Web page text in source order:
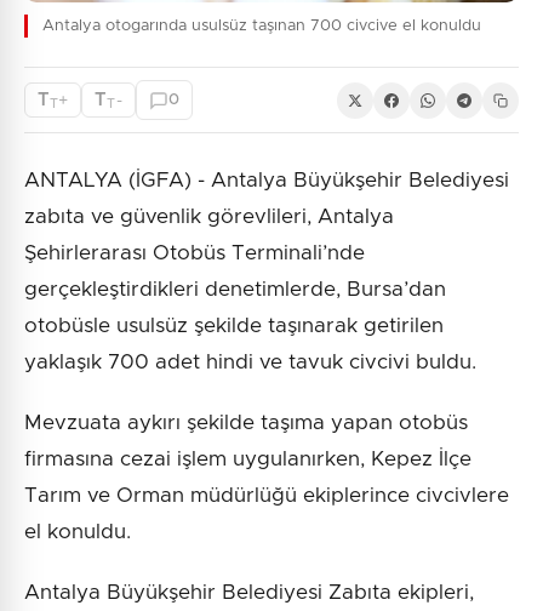
Antalya otogarında usulsüz taşınan 700 civcive el konuldu
TT+ TT - 0
ANTALYA (İGFA) - Antalya Büyükşehir Belediyesi
zabıta ve güvenlik görevlileri, Antalya
Şehirlerarası Otobüs Terminali’nde
gerçekleştirdikleri denetimlerde, Bursa’dan
otobüsle usulsüz şekilde taşınarak getirilen
yaklaşık 700 adet hindi ve tavuk civcivi buldu.
Mevzuata aykırı şekilde taşıma yapan otobüs
firmasına cezai işlem uygulanırken, Kepez İlçe
Tarım ve Orman müdürlüğü ekiplerince civcivlere
el konuldu.
Antalya Büyükşehir Belediyesi Zabıta ekipleri,